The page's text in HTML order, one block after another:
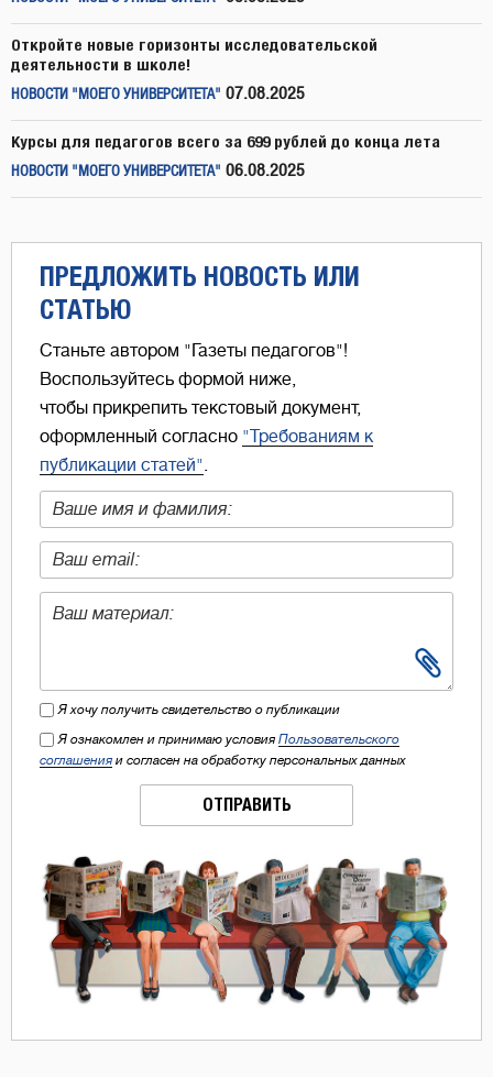
Откройте новые горизонты исследовательской
деятельности в школе!
НОВОСТИ "МОЕГО УНИВЕРСИТЕТА" 07.08.2025
Курсы для педагогов всего за 699 рублей до конца лета
НОВОСТИ "МОЕГО УНИВЕРСИТЕТА" 06.08.2025
ПРЕДЛОЖИТЬ НОВОСТЬ ИЛИ
СТАТЬЮ
Станьте автором "Газеты педагогов"!
Воспользуйтесь формой ниже,
чтобы прикрепить текстовый документ,
оформленный согласно "Требованиям к
публикации статей"
Я хочу получить свидетельство о публикации
Я ознакомлен и принимаю условия Пользовательского
соглашения и согласен на обработку персональных данных
ОТПРАВИТЬ